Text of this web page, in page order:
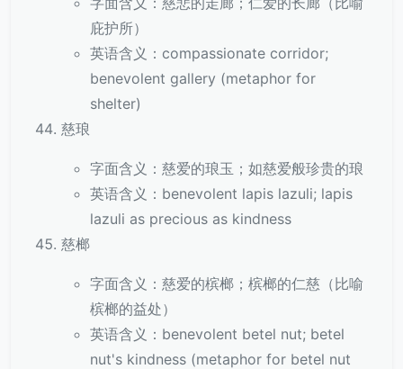
庇护所）
英语含义：compassionate corridor;
benevolent gallery (metaphor for
shelter)
慈琅
字面含义：慈爱的琅玉；如慈爱般珍贵的琅
英语含义：benevolent lapis lazuli; lapis
lazuli as precious as kindness
慈榔
字面含义：慈爱的槟榔；槟榔的仁慈（比喻
槟榔的益处）
英语含义：benevolent betel nut; betel
nut's kindness (metaphor for betel nut